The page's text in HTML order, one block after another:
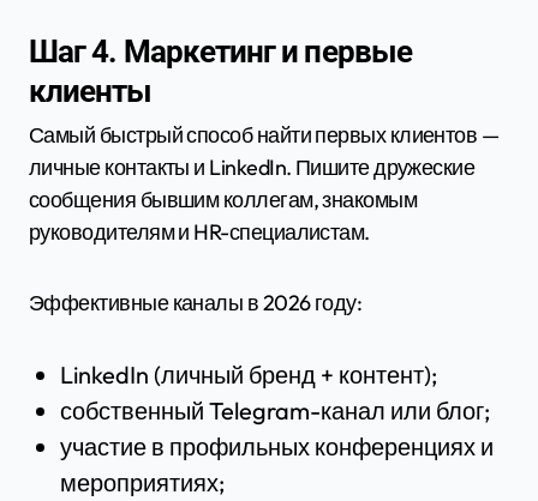
Шаг 4. Маркетинг и первые
клиенты
Самый быстрый способ найти первых клиентов —
личные контакты и LinkedIn. Пишите дружеские
сообщения бывшим коллегам, знакомым
руководителям и HR-специалистам.
Эффективные каналы в 2026 году:
LinkedIn (личный бренд + контент);
собственный Telegram-канал или блог;
участие в профильных конференциях и
мероприятиях;